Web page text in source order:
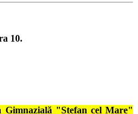
10.
Gimnazială "Ștefan cel Mare"